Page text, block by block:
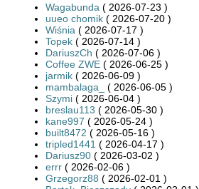
Wagabunda ( 2026-07-23 )
uueo chomik ( 2026-07-20 )
Wiśnia ( 2026-07-17 )
Topek ( 2026-07-14 )
DariuszCh ( 2026-07-06 )
Coffee ZWE ( 2026-06-25 )
jarmik ( 2026-06-09 )
mambalaga_
( 2026-06-05 )
Szymi ( 2026-06-04 )
breslau113 ( 2026-05-30 )
kane997 ( 2026-05-24 )
built8472 ( 2026-05-16 )
tripled1441 ( 2026-04-17 )
Dariusz90 ( 2026-03-02 )
errr ( 2026-02-06 )
Grzegorz88 ( 2026-02-01 )